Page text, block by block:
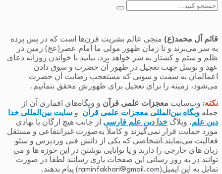
جستجو
قائم آل محمد(ع) منجی عالم بشریت قرن‌ها است که در پس پرده
به سر می‌برند و تا زمان ظهور مولی ما امام عصر(عج) زمین در
ظلم و ستم و کشتار به سر خواهد برد، بیایید با خواندن روزانه دعای
عهد و توسل جهت تعجیل در ظهور آن حضرت و سوق دادن
اعمالمان به سمت و سویی که مستعجب رضایت آن حضرت
می‌شود، زمینه را برای تعجیل برای ظهورش محقق بنماییم.
نکته: وب‌سایت معجزات علمی قرآن و وبگاه‌های اقماری آن از
جمله وبگاه بین‌المللی معجزات علمی قرآن و سایت بین‌المللی خدا
دین علم، وبلاگ خدا دین علم فارسی از جانب هیچ ارگان یا نهادی
مورد حمایت قرار نمی‌گیرند و کاملاً به‌صورت غیرانتفاعی و مستقل
فعالیت می‌نمایند.اشخاصی که یکی از دانش فنی وردپرس و سئو
زبان های خارجی را دارند و یا توانایی نوشتن در این حوزه ها و می
توانند در به روز رسانی این صفحات یاری رسانند لطفا در صورت
تمایل به این ایمیل(raminfakhari@gmail.com) پیام بدهند.